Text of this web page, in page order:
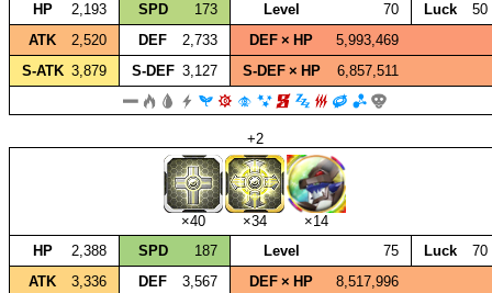
HP
2,193 SPD 173 Level 70 Luck
50
ATK
2,520 DEF 2,733 DEF × HP
5,993,469
S‑ATK 3,879 S‑DEF 3,127 S‑DEF × HP 6,857,511
+2
×40 ×34
×14
HP
2,388 SPD 187 Level 75 Luck
70
ATK
3,336 DEF 3,567 DEF × HP
8,517,996